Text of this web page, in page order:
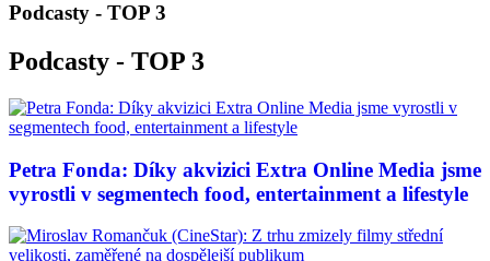
Podcasty - TOP 3
Podcasty - TOP 3
Petra Fonda: Díky akvizici Extra Online Media jsme
vyrostli v segmentech food, entertainment a lifestyle